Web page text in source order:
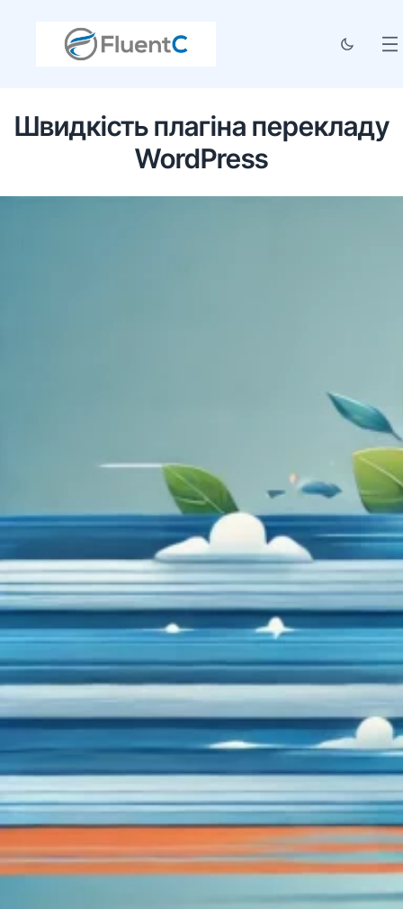
Швидкість плагіна перекладу
WordPress